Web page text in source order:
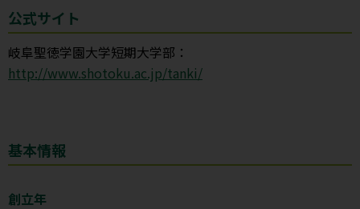
公式サイト
岐阜聖徳学園大学短期大学部：
http://www.shotoku.ac.jp/tanki/
基本情報
創立年